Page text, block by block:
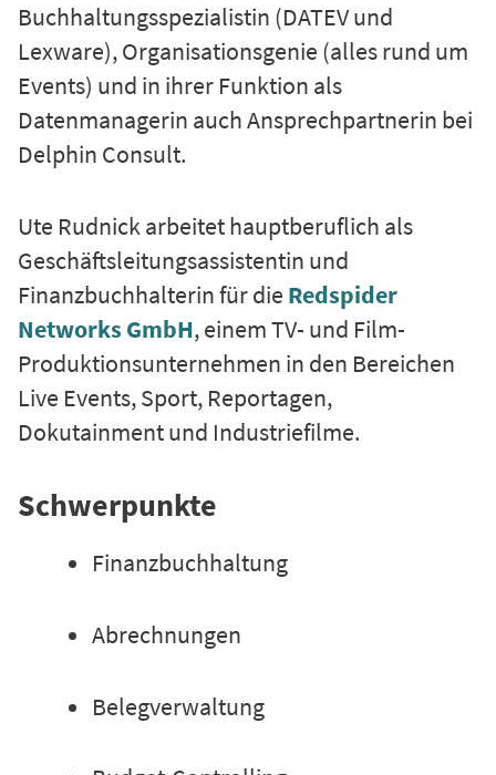
Buchhaltungsspezialistin (DATEV und
Lexware), Organisationsgenie (alles rund um
Events) und in ihrer Funktion als
Datenmanagerin auch Ansprechpartnerin bei
Delphin Consult.
Ute Rudnick arbeitet hauptberuflich als
Geschäftsleitungsassistentin und
Finanzbuchhalterin für die Redspider
Networks GmbH, einem TV- und Film-
Produktionsunternehmen in den Bereichen
Live Events, Sport, Reportagen,
Dokutainment und Industriefilme.
Schwerpunkte
Finanzbuchhaltung
Abrechnungen
Belegverwaltung